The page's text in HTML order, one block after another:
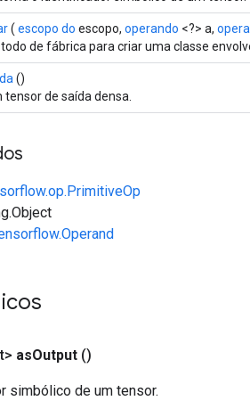
( escopo do escopo, operando <?> a,
de fábrica para criar uma classe
()
tensor de saída densa.
asOutput ()
simbólico de um tensor.